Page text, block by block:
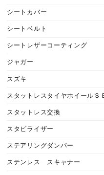
シートカバー
シートベルト
シートレザーコーティング
ジャガー
スズキ
スタットレスタイヤホイールＳ
スタットレス交換
スタビライザー
ステアリングダンパー
ステンレス スキャナー